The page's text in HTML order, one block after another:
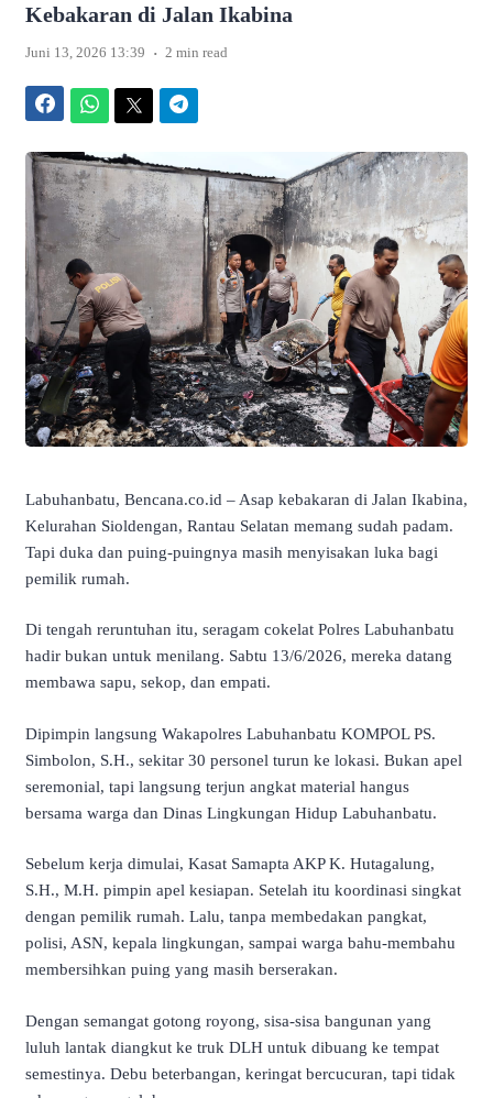
Kebakaran di Jalan Ikabina
Juni 13, 2026 13:39 . 2 min read
Labuhanbatu, Bencana.co.id – Asap kebakaran di Jalan Ikabina,
Kelurahan Sioldengan, Rantau Selatan memang sudah padam.
Tapi duka dan puing-puingnya masih menyisakan luka bagi
pemilik rumah.
Di tengah reruntuhan itu, seragam cokelat Polres Labuhanbatu
hadir bukan untuk menilang. Sabtu 13/6/2026, mereka datang
membawa sapu, sekop, dan empati.
Dipimpin langsung Wakapolres Labuhanbatu KOMPOL PS.
Simbolon, S.H., sekitar 30 personel turun ke lokasi. Bukan apel
seremonial, tapi langsung terjun angkat material hangus
bersama warga dan Dinas Lingkungan Hidup Labuhanbatu.
Sebelum kerja dimulai, Kasat Samapta AKP K. Hutagalung,
S.H., M.H. pimpin apel kesiapan. Setelah itu koordinasi singkat
dengan pemilik rumah. Lalu, tanpa membedakan pangkat,
polisi, ASN, kepala lingkungan, sampai warga bahu-membahu
membersihkan puing yang masih berserakan.
Dengan semangat gotong royong, sisa-sisa bangunan yang
luluh lantak diangkut ke truk DLH untuk dibuang ke tempat
semestinya. Debu beterbangan, keringat bercucuran, tapi tidak